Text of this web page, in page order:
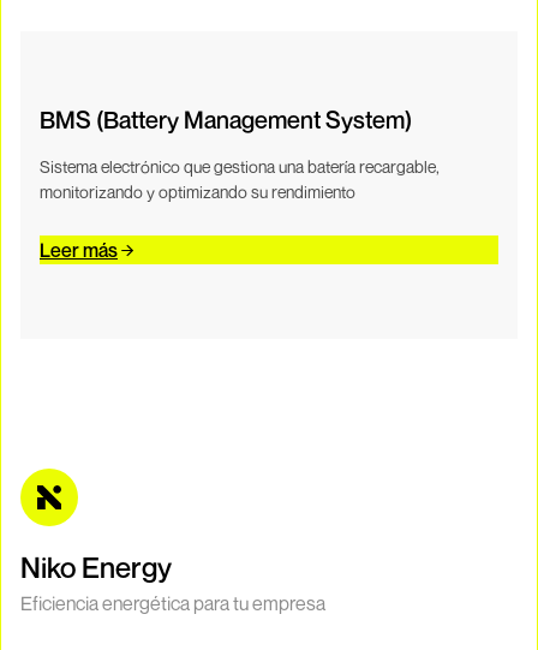
BMS (Battery Management System)
Sistema electrónico que gestiona una batería recargable,
monitorizando y optimizando su rendimiento
Leer más
Niko Energy
Eficiencia energética para tu empresa